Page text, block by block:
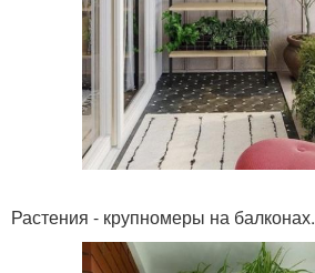
Растения - крупномеры на балконах.